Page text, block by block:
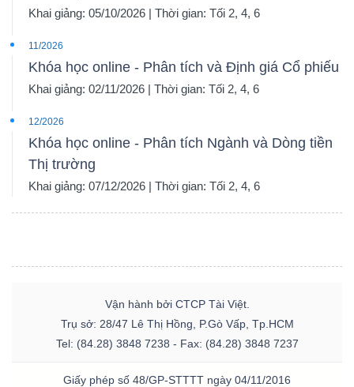
Khai giảng: 05/10/2026 | Thời gian: Tối 2, 4, 6
11/2026
Khóa học online - Phân tích và Định giá Cổ phiếu
Khai giảng: 02/11/2026 | Thời gian: Tối 2, 4, 6
12/2026
Khóa học online - Phân tích Ngành và Dòng tiền
Thị trường
Khai giảng: 07/12/2026 | Thời gian: Tối 2, 4, 6
Vận hành bởi CTCP Tài Việt.
Trụ sở: 28/47 Lê Thị Hồng, P.Gò Vấp, Tp.HCM
Tel: (84.28) 3848 7238 - Fax: (84.28) 3848 7237
Giấy phép số 48/GP-STTTT ngày 04/11/2016